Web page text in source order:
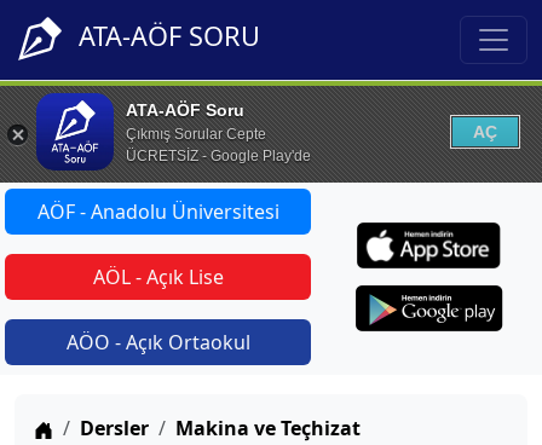
ATA-AÖF SORU
ATA-AÖF Soru
Çıkmış Sorular Cepte
ÜCRETSİZ - Google Play'de
AÇ
AÖF - Anadolu Üniversitesi
AÖL - Açık Lise
AÖO - Açık Ortaokul
Anasayfa
Dersler
Makina ve Teçhizat